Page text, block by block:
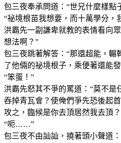
包三夜奉承問道：“世兄什麼樣點
“祕境根苗我想要，而十萬學分，
洪霸先一副謙卑就教的表情看向
想法啊？”
包三夜跳著解答：“那還超能，輾
了他倆的祕境根子，乘便著還能
“笨蛋！”
洪霸先怒其不爭的罵道：“莫不是
吞掉青瓦會？使俺們爭先恐後起
攻之，臨候是你去頂居然我去頂
“呃……”
包三夜不由訕訕，撓著頭小聲道